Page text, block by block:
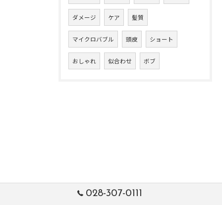
ダメージ ケア 髪質
マイクロバブル 頭皮 ショート
おしゃれ 似合わせ ボブ
028-307-0111